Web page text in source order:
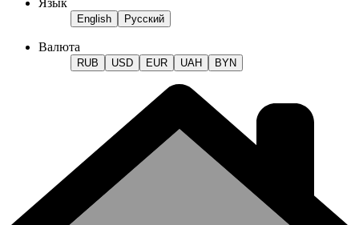
English Русский
Валюта
RUB USD EUR UAH BYN